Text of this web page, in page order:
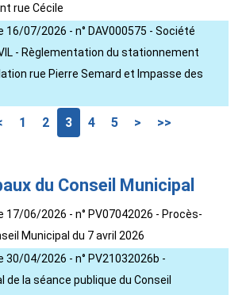
rue Cécile
16/07/2026 - n° DAV000575 - Société
- Règlementation du stationnement
rue Pierre Semard et Impasse des
1 2 3 4 5 > >>
du Conseil Municipal
17/06/2026 - n° PV07042026 - Procès-
Municipal du 7 avril 2026
30/04/2026 - n° PV21032026b -
de la séance publique du Conseil